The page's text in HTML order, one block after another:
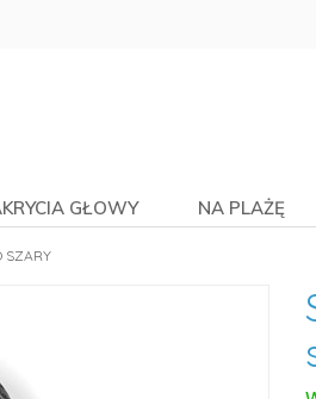
GŁOWY NA PLAŻĘ
SZARY